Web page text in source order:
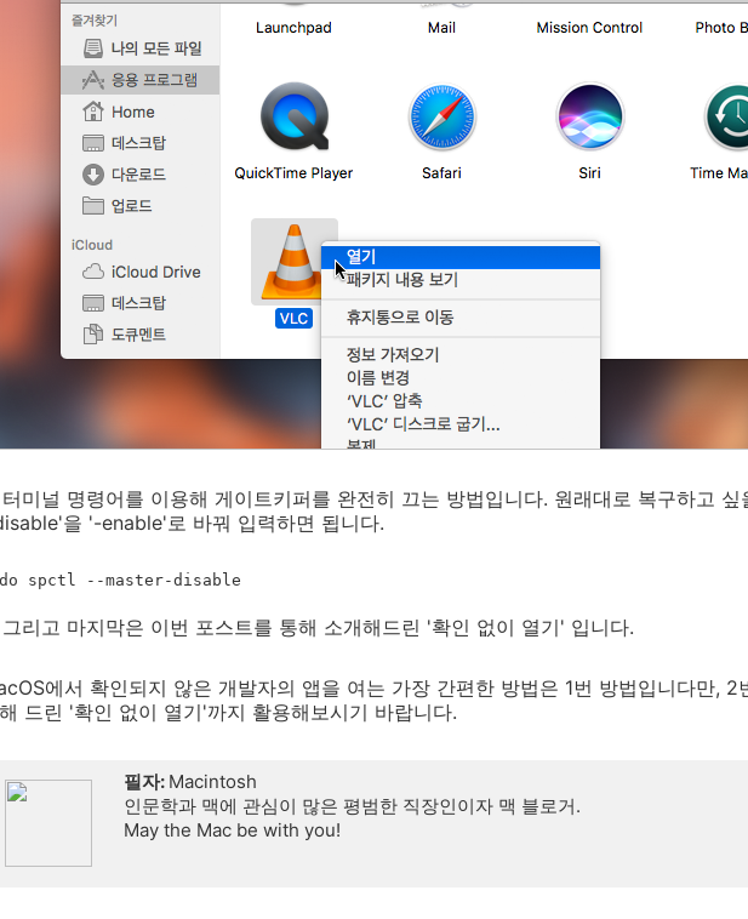
미널 명령어를 이용해 게이트키퍼를 완전히 끄는 방법입니다. 원래대로 복구하고
을 '-enable'로 바꿔 입력하면 됩니다.
spctl --master-disable
리고 마지막은 이번 포스트를 통해 소개해드린 '확인 없이 열기' 입니다.
에서 확인되지 않은 개발자의 앱을 여는 가장 간편한 방법은 1번 방법입니다만,
드린 '확인 없이 열기'까지 활용해보시기 바랍니다.
필자: Macintosh
인문학과 맥에 관심이 많은 평범한 직장인이자 맥 블로거.
May the Mac be with you!